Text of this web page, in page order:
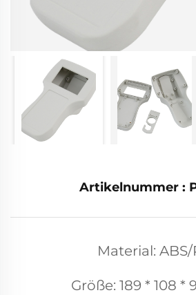
Artikelnummer :
Material: ABS/
Größe: 189 * 108 *